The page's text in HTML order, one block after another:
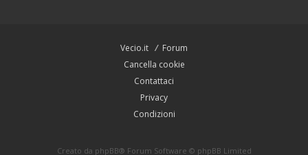
Vecio.it
Forum
Cancella cookie
Contattaci
Privacy
Condizioni
Creato da phpBB® Forum Software © phpBB Limited